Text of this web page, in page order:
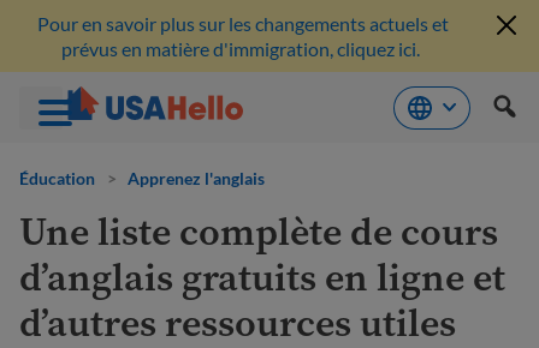
Pour en savoir plus sur les changements actuels et
prévus en matière d'immigration, cliquez ici.
Éducation > Apprenez l'anglais
Une liste complète de cours
d’anglais gratuits en ligne et
d’autres ressources utiles